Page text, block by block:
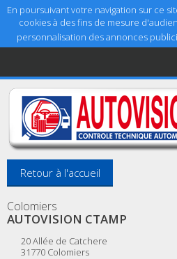
En poursuivant votre navigation sur ce
cookies à des fins de mesure
personnalisation des annonces
Accueil
Aide
Mentions légales
Retour à l'accueil
Colomiers
AUTOVISION CTAMP
20 Allée de Catchere
31770 Colomiers